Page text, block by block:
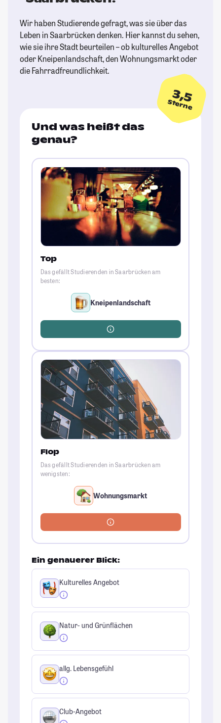
Wir haben Studierende gefragt, was sie über das
Leben in Saarbrücken denken. Hier kannst du sehen,
wie sie ihre Stadt beurteilen – ob kulturelles Angebot
oder Kneipenlandschaft, den Wohnungsmarkt oder
die Fahrradfreundlichkeit.
3,5
Sterne
Und was heißt das
genau?
Top
Das gefällt Studierenden in Saarbrücken am
besten:
Kneipenlandschaft
Flop
Das gefällt Studierenden in Saarbrücken am
wenigsten:
Wohnungsmarkt
Ein genauerer Blick:
Kulturelles Angebot
Natur- und Grünflächen
allg. Lebensgefühl
Club-Angebot